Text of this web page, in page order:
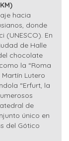
hacia
donde
(UNESCO). En
de Halle
chocolate
la “Roma
Lutero
“Erfurt, la
de
único en
del Gótico